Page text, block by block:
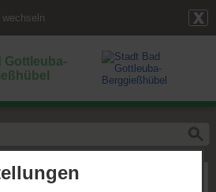
Gottleuba-